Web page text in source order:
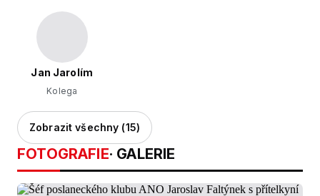
Jan Jarolím
Kolega
Zobrazit všechny (15)
FOTOGRAFIE· GALERIE